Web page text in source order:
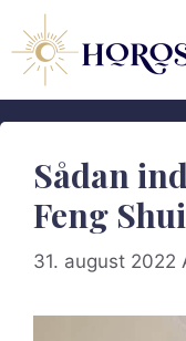
indhold
Sådan
Feng Shui
31. august 2022